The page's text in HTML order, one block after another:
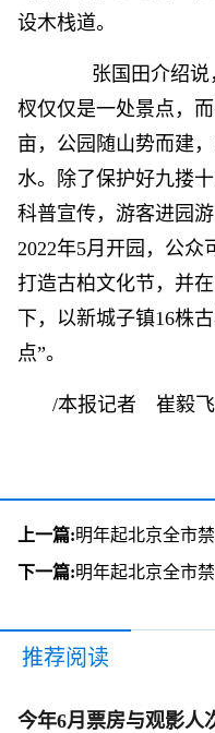
设木栈道。
张国田介绍说
杈仅仅是一处景点，
亩，公园随山势而建
水。除了保护好九搂
科普宣传，游客进园
2022年5月开园，公众
打造古柏文化节，并
下，以新城子镇16株
点”。
/本报记者 崔毅飞
上一篇:明年起北京全市
下一篇:明年起北京全市
推荐阅读
今年6月票房与观影人